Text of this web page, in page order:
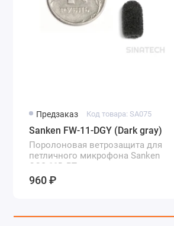
Предзаказ Код товара: SA075
Sanken FW-11-DGY (Dark gray)
Поролоновая ветрозащита для
петличного микрофона Sanken
COS-11D PT
960 ₽